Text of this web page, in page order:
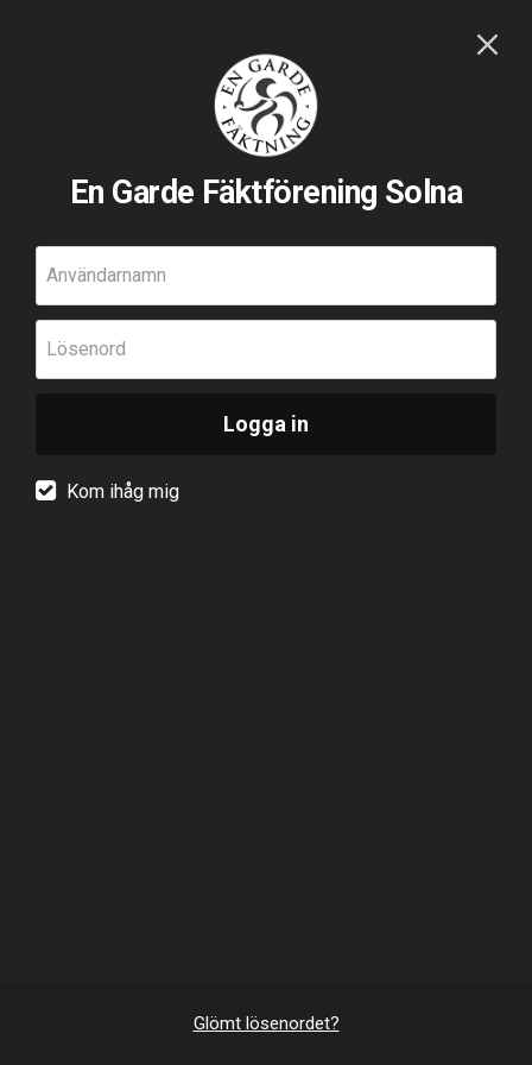
En Garde Fäktförening Solna
Användarnamn
Lösenord
Logga in
Kom ihåg mig
Glömt lösenordet?